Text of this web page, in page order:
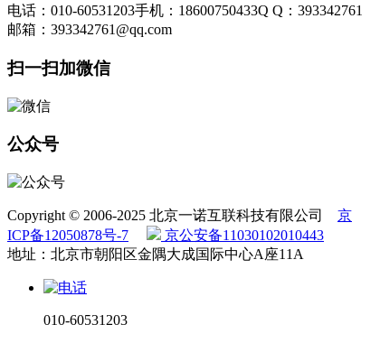
电话：010-60531203手机：18600750433Q Q：393342761
邮箱：393342761@qq.com
扫一扫加微信
公众号
Copyright © 2006-2025 北京一诺互联科技有限公司 京
ICP备12050878号-7
京公安备11030102010443
地址：北京市朝阳区金隅大成国际中心A座11A
010-60531203